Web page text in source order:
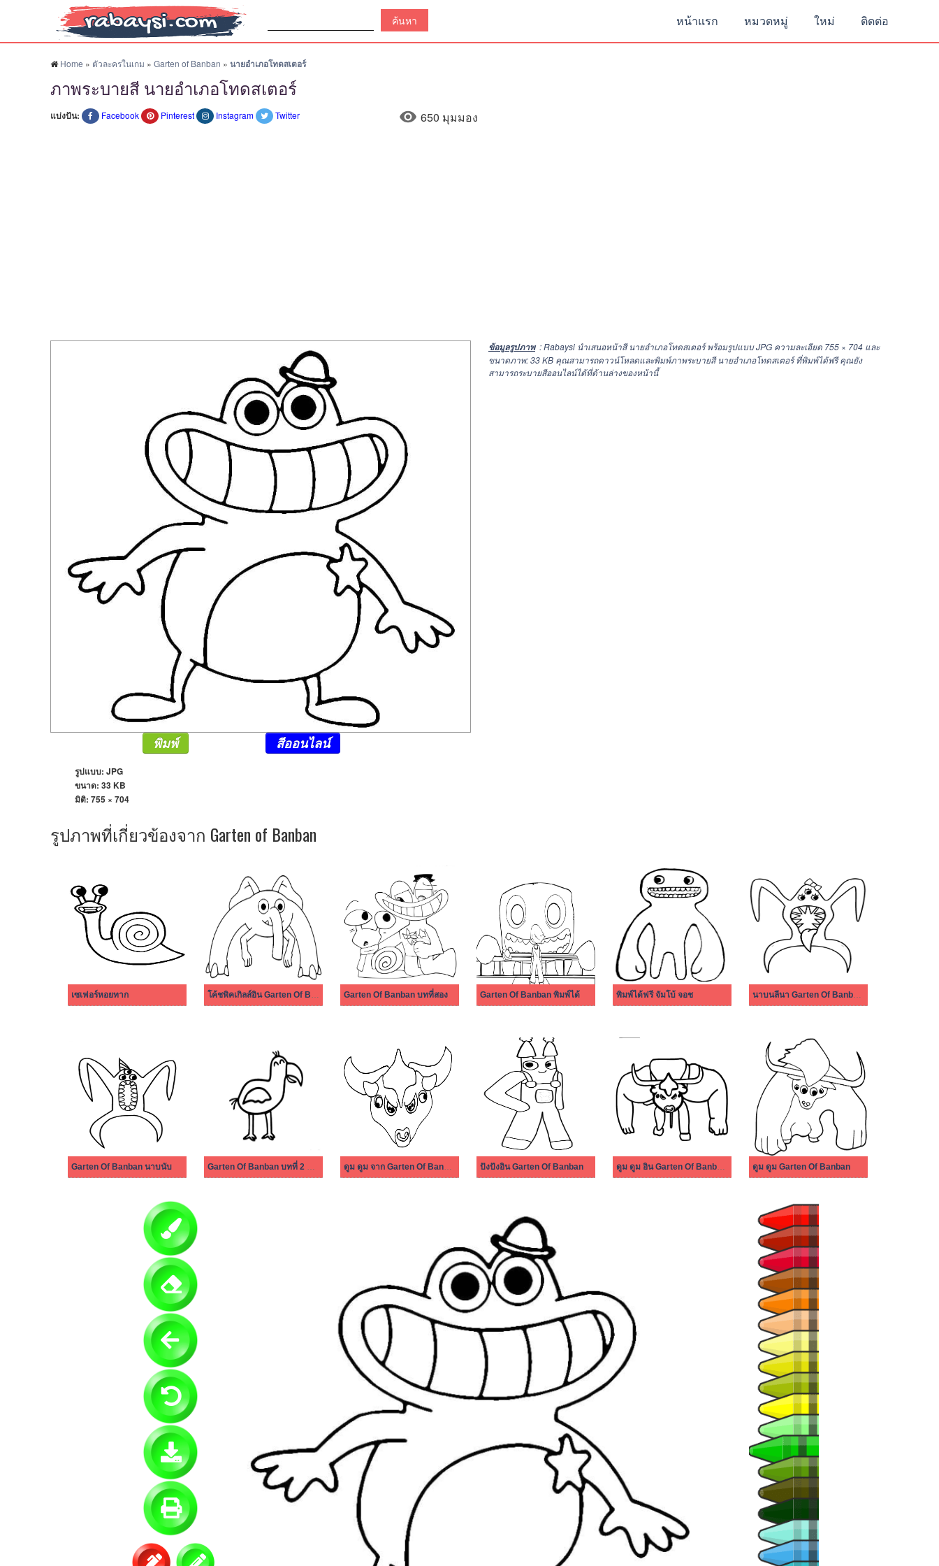
หน้าแรก หมวดหมู่ ใหม่ ติดต่อ
Home » ตัวละครในเกม » Garten of Banban » นายอำเภอโทดสเตอร์
ภาพระบายสี นายอำเภอโทดสเตอร์
แบ่งปัน: Facebook Pinterest Instagram Twitter 650 มุมมอง
ข้อมูลรูปภาพ : Rabaysi นำเสนอหน้าสี นายอำเภอโทดสเตอร์ พร้อมรูปแบบ JPG ความละเอียด 755 × 704 และ
ขนาดภาพ: 33 KB คุณสามารถดาวน์โหลดและพิมพ์ภาพระบายสี นายอำเภอโทดสเตอร์ ที่พิมพ์ได้ฟรี คุณยัง
สามารถระบายสีออนไลน์ได้ที่ด้านล่างของหน้านี้
พิมพ์ สีออนไลน์
รูปแบบ: JPG
ขนาด: 33 KB
มิติ: 755 × 704
รูปภาพที่เกี่ยวข้องจาก Garten of Banban
เซเฟอร์หอยทาก โค้ชพิคเกิลส์อิน Garten Of Banban Garten Of Banban บทที่สอง Garten Of Banban พิมพ์ได้ พิมพ์ได้ฟรี จัมโบ้ จอช นาบนลีนา Garten Of Banban บทที่ 3
Garten Of Banban นาบนับ Garten Of Banban บทที่ 2 ลูกนกโอปิลา ดูม ดูม จาก Garten Of Banban บทที่ 4 ปังปังอิน Garten Of Banban ดูม ดูม อิน Garten Of Banban บทที่ 4 ดูม ดูม Garten Of Banban